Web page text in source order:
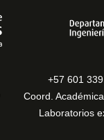
+57 601
Coord.
Laboratorios